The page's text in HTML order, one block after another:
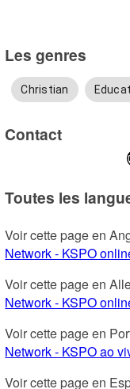
Les genres
Christian
Contact
Toutes les
Voir cette page en
Network - KSPO
Voir cette page en
Network - KSPO
Voir cette page en
Network - KSPO ao
Voir cette page en